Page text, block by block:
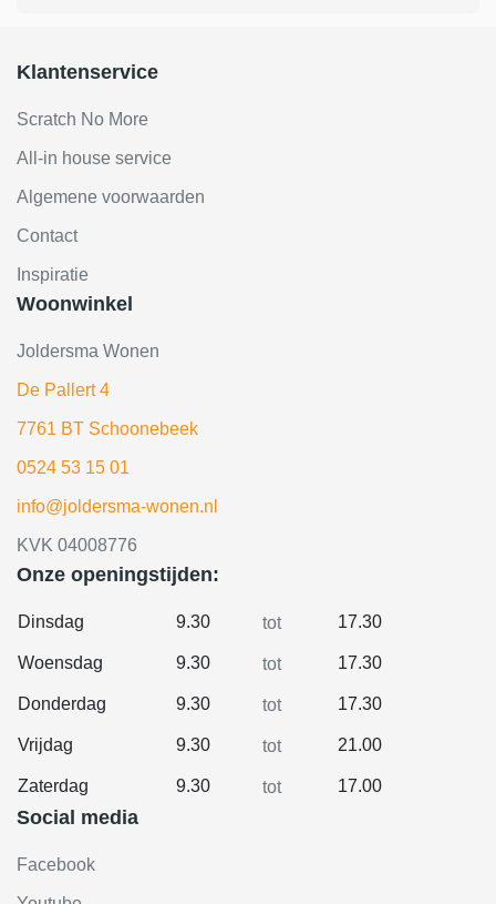
Klantenservice
Scratch No More
All-in house service
Algemene voorwaarden
Contact
Inspiratie
Woonwinkel
Joldersma Wonen
De Pallert 4
7761 BT Schoonebeek
0524 53 15 01
info@joldersma-wonen.nl
KVK 04008776
Onze openingstijden:
Dinsdag 9.30 tot 17.30
Woensdag 9.30 tot 17.30
Donderdag 9.30 tot 17.30
Vrijdag 9.30 tot 21.00
Zaterdag 9.30 tot 17.00
Social media
Facebook